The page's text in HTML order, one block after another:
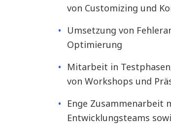
von Customizing und
Umsetzung von
Optimierung
Mitarbeit in
von Workshops und
Enge Zusammenarbeit
Entwicklungsteams